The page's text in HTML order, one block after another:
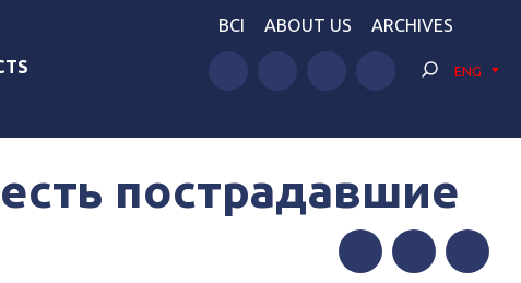
BCI ABOUT US ARCHIVES
ENG
пострадавшие